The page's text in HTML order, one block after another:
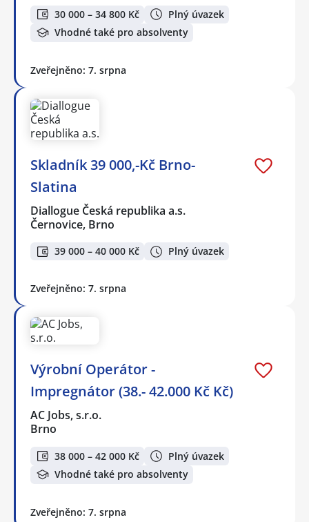
30 000 – 34 800 Kč
Plný úvazek
Vhodné také pro absolventy
Zveřejněno: 7. srpna
Skladník 39 000,-Kč Brno-
Slatina
Diallogue Česká republika a.s.
Černovice, Brno
39 000 – 40 000 Kč Plný úvazek
Zveřejněno: 7. srpna
Výrobní Operátor -
Impregnátor (38.- 42.000 Kč Kč)
AC Jobs, s.r.o.
Brno
38 000 – 42 000 Kč
Plný úvazek
Vhodné také pro absolventy
Zveřejněno: 7. srpna